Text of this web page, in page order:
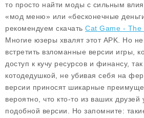
то просто найти моды с сильным
«мод меню» или «бесконечные
рекомендуем скачать Cat Game - The
Многие юзеры хвалят этот APK. Но
встретить взломанные версии игры,
доступ к кучу ресурсов и финансу,
котодедушкой, не убивая себя на
версии приносят шикарные
вероятно, что кто-то из ваших друзей
подобной версии. Но запомните: